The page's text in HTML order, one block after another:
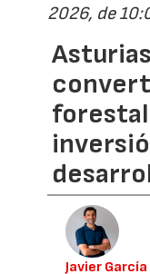
2026, de
Javier García